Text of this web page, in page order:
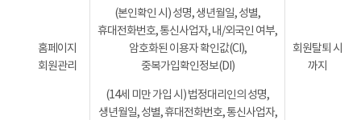
홈페이지
회원관리
(본인확인 시) 성명, 생년월일, 성별,
휴대전화번호, 통신사업자, 내/외국인 여부,
암호화된 이용자 확인값(CI),
중복가입확인정보(DI)
(14세 미만 가입 시) 법정대리인의 성명,
생년월일, 성별, 휴대전화번호, 통신사업자,
회원탈퇴 시
까지